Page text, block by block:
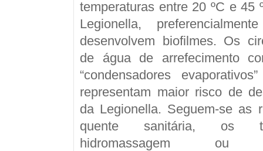
temperaturas entre 20 ºC e 45
Legionella,
desenvolvem biofilmes. Os
de água de arrefecimento
“condensadores
representam maior risco de
da Legionella. Seguem-se as
quente sanitária, os
hidromassagem ou